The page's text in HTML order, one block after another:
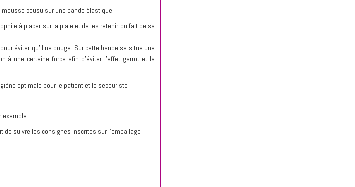
cousu sur une bande élastique
à placer sur la plaie et de les retenir du fait de sa
éviter qu’il ne bouge. Sur cette bande se situe une
à une certaine force afin d’éviter l’effet garrot et la
optimale pour le patient et le secouriste
exemple
suivre les consignes inscrites sur l’emballage